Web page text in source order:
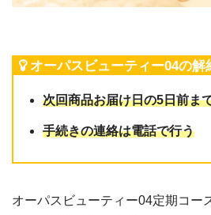
オーパスビューティー04の解
次回商品お届け日の5日前ま
手続きの連絡は電話で行う
オーパスビューティー04定期コー